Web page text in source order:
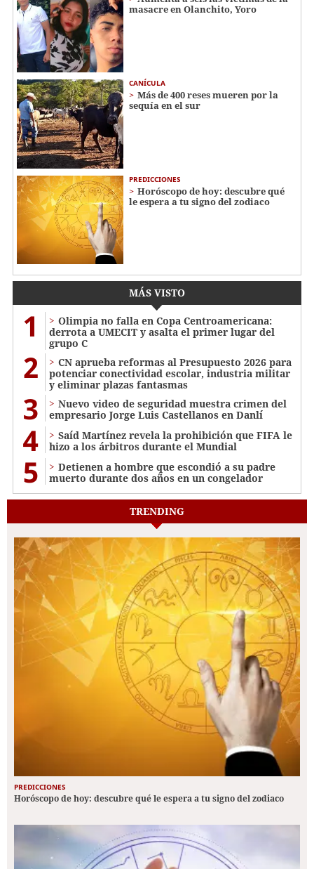
masacre en Olanchito, Yoro
CANÍCULA
Más de 400 reses mueren por la
sequía en el sur
PREDICCIONES
Horóscopo de hoy: descubre qué
le espera a tu signo del zodiaco
MÁS VISTO
1
Olimpia no falla en Copa Centroamericana:
derrota a UMECIT y asalta el primer lugar del
grupo C
2
CN aprueba reformas al Presupuesto 2026 para
potenciar conectividad escolar, industria militar
y eliminar plazas fantasmas
3
Nuevo video de seguridad muestra crimen del
empresario Jorge Luis Castellanos en Danlí
4
Saíd Martínez revela la prohibición que FIFA le
hizo a los árbitros durante el Mundial
5
Detienen a hombre que escondió a su padre
muerto durante dos años en un congelador
TRENDING
PREDICCIONES
Horóscopo de hoy: descubre qué le espera a tu signo del zodiaco